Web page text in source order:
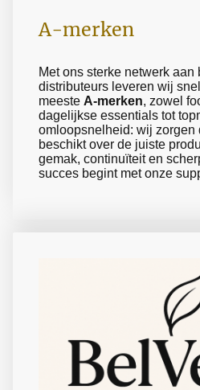
A-merken
Met ons sterke netwerk aan
distributeurs leveren wij
meeste A-merken, zowel
dagelijkse essentials tot
omloopsnelheid: wij zorgen
beschikt over de juiste
gemak, continuïteit en
succes begint met onze